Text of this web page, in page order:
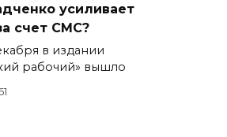
усиливает
счет СМС?
в издании
рабочий» вышло